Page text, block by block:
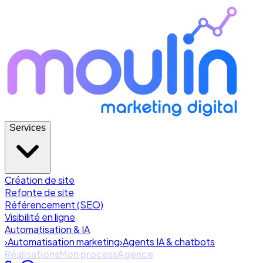
Services
Création de site
Refonte de site
Référencement (SEO)
Visibilité en ligne
Automatisation & IA
›Automatisation marketing›Agents IA & chatbots
RéalisationsMon processAgence